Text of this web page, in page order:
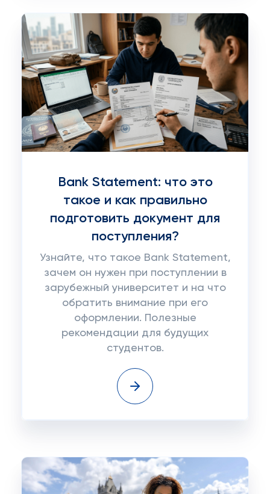
Bank Statement: что это
такое и как правильно
подготовить документ для
поступления?
Узнайте, что такое Bank Statement,
зачем он нужен при поступлении в
зарубежный университет и на что
обратить внимание при его
оформлении. Полезные
рекомендации для будущих
студентов.